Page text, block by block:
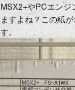
やPCエンジ
すよね？この紙
。